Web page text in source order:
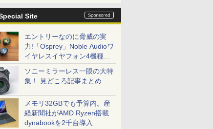
Site
エントリーなのに脅威の実
力!「Osprey」Noble Audioワ
イヤレスイヤフォン4機種を
一気に聴く
ソニーミラーレス一眼の大特
集！ 見どころ記事まとめ
メモリ32GBでも予算内。産
経新聞社がAMD Ryzen搭載
dynabookを2千台導入